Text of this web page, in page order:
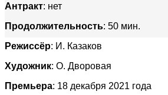
Антракт: нет
Продолжительность: 50 мин.
Режиссёр: И. Казаков
Художник: О. Дворовая
Премьера: 18 декабря 2021 года